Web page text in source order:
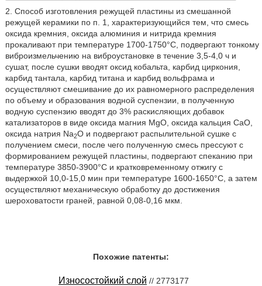
2. Способ изготовления режущей пластины из смешанной
режущей керамики по п. 1, характеризующийся тем, что смесь
оксида кремния, оксида алюминия и нитрида кремния
прокаливают при температуре 1700-1750°С, подвергают тонкому
виброизмельчению на виброустановке в течение 3,5-4,0 ч и
сушат, после сушки вводят оксид кобальта, карбид циркония,
карбид тантала, карбид титана и карбид вольфрама и
осуществляют смешивание до их равномерного распределения
по объему и образования водной суспензии, в полученную
водную суспензию вводят до 3% раскисляющих добавок
катализаторов в виде оксида магния МgO, оксида кальция СаО,
оксида натрия Nа2О и подвергают распылительной сушке с
получением смеси, после чего полученную смесь прессуют с
формированием режущей пластины, подвергают спеканию при
температуре 3850-3900°С и кратковременному отжигу с
выдержкой 10,0-15,0 мин при температуре 1600-1650°С, а затем
осуществляют механическую обработку до достижения
шероховатости граней, равной 0,08-0,16 мкм.
Похожие патенты:
Износостойкий слой // 2773177